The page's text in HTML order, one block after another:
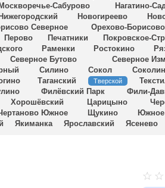
Москворечье-Сабурово
Нагатино-
Нижегородский Новогиреево
Северное
Орехово-
Перово Печатники
Покровское-
Раменки Ростокино
Северное Бутово
Северное
Силино Сокол
Таганский Тверской
Филёвский Парк
Фили-
Хорошёвский Царицыно
Южное Щукино
Южное
Якиманка Ярославский Ясенево